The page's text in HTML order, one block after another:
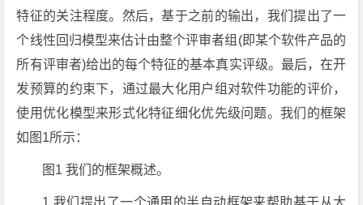
特征的关注程度。然后，基于之前的输出，我们提出了一
个线性回归模型来估计由整个评审者组(即某个软件产品的
所有评审者)给出的每个特征的基本真实评级。最后，在开
发预算的约束下，通过最大化用户组对软件功能的评价，
使用优化模型来形式化特征细化优先级问题。我们的框架
如图1所示：
图1 我们的框架概述。
1.我们提出了一个通用的半自动框架来帮助基于从大